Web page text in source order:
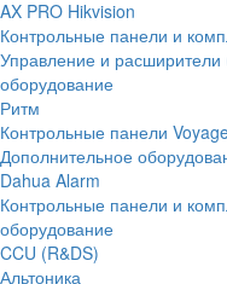
AX PRO Hikvision
Контрольные панели и
Управление и расширители
оборудование
Ритм
Контрольные панели
Дополнительное
Dahua Alarm
Контрольные панели и
оборудование
CCU (R&DS)
Альтоника